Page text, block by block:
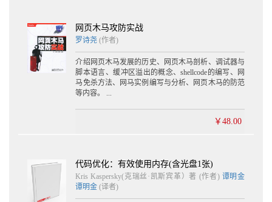
4.3.1 类与方法的底层实现 84
4.3.2 运行时类的结构 89
4.3.3 消息机制 91
4.3.4 runtime的应用 94
4.4 App签名 98
4.4.1 配置Xcode签名 98
4.4.2 App签名的原理 100
5.1.2 IDA 118
5.1.3 静态库分析 125
5.2 动态调试 128
网页木马攻防实战
罗诗尧(作者)
介绍网页木马发展的历史、网页木马剖析、调试器与
脚本语言、缓冲区溢出的概念、shellcode的编写、网
马免杀方法、网马实例编写与分析、网页木马的防范
等内容。 ...
￥48.00
代码优化：有效使用内存(含光盘1张)
Kris Kaspersky(克瑞丝·凯斯宾革）著 (作者) 谭明金
谭明金(译者)